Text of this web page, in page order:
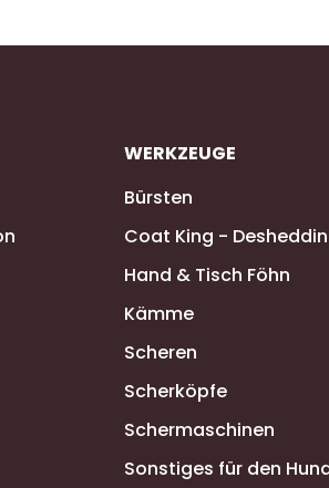
WERKZEUGE
Bürsten
Coat King -
Hand & Tisch Föhn
Kämme
Scheren
Scherköpfe
Schermaschinen
Sonstiges für den